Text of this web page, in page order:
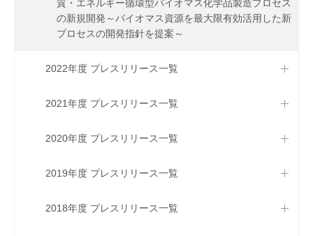
質・エネルギー循環型バイオマス化学品製造プロセス
の新規開発～バイオマス資源を最大限有効活用した新
プロセスの開発指針を提案～
2022年度 プレスリリース一覧
2021年度 プレスリリース一覧
2020年度 プレスリリース一覧
2019年度 プレスリリース一覧
2018年度 プレスリリース一覧